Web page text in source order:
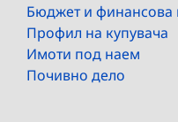
Бюджет и
Профил на купувача
Имоти под наем
Почивно дело